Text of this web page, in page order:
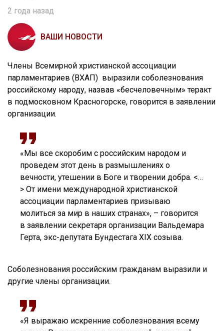
2 года назад
ВАШИ НОВОСТИ
Члены Всемирной христианской ассоциации
парламентариев (ВХАП) выразили соболезнования
российскому народу, назвав «бесчеловечным» теракт
в подмосковном Красногорске, говорится в заявлении
организации.
«Мы все скоробим с российским народом и
проведем этот день в размышлениях о
вечности, утешении в Боге и творении добра. <…
> От имени международной христианской
ассоциации парламентариев призываю
молиться за мир в наших странах», – говорится
в заявлении секретаря организации Вальдемара
Герта, экс-депутата Бундестага XIX созыва.
Соболезнования российским гражданам выразили и
другие члены организации.
«Я выражаю искренние соболезнования всему